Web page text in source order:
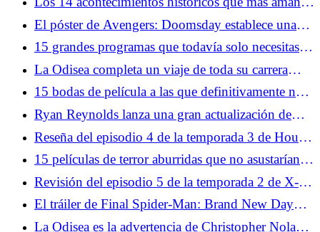
los geeks
El póster de Avengers: Doomsday establece una
increíble historia de Doctor Strange
15 grandes programas que todavía solo necesitas
ver una vez
La Odisea completa un viaje de toda su carrera
hacia el mayor miedo de Christopher Nolan
15 bodas de película a las que definitivamente nos
opondríamos
Ryan Reynolds lanza una gran actualización de
Deadpool 4 y la mayor pista de los Vengadores
hasta el momento
Reseña del episodio 4 de la temporada 3 de House
of the Dragon: Los diarios de Tumbleton
15 películas de terror aburridas que no asustarían a
un gato
Revisión del episodio 5 de la temporada 2 de X-
Men '97: una breve parada en Arma X
El tráiler de Final Spider-Man: Brand New Day
confirma que Peter y MJ siempre serán el final del
La Odisea es la advertencia de Christopher Nolan